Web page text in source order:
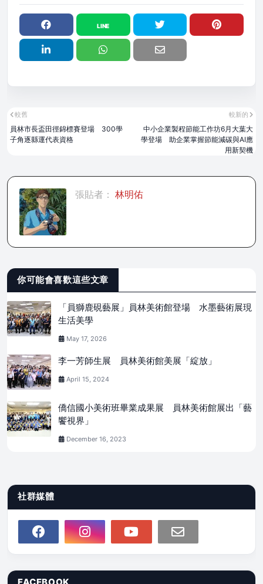
較新的
中小企業製程節能工作坊6月大葉大
學登場 助企業掌握節能減碳與AI應
用新契機
較舊
員林市長盃田徑錦標賽登場 300學
子角逐縣運代表資格
張貼者： 林明佑
你可能會喜歡這些文章
「員獅鹿硯藝展」員林美術館登場 水墨藝術展現
生活美學
May 17, 2026
李一芳師生展 員林美術館美展「綻放」
April 15, 2024
僑信國小美術班畢業成果展 員林美術館展出「藝
饗視界」
December 16, 2023
社群媒體
FACEBOOK